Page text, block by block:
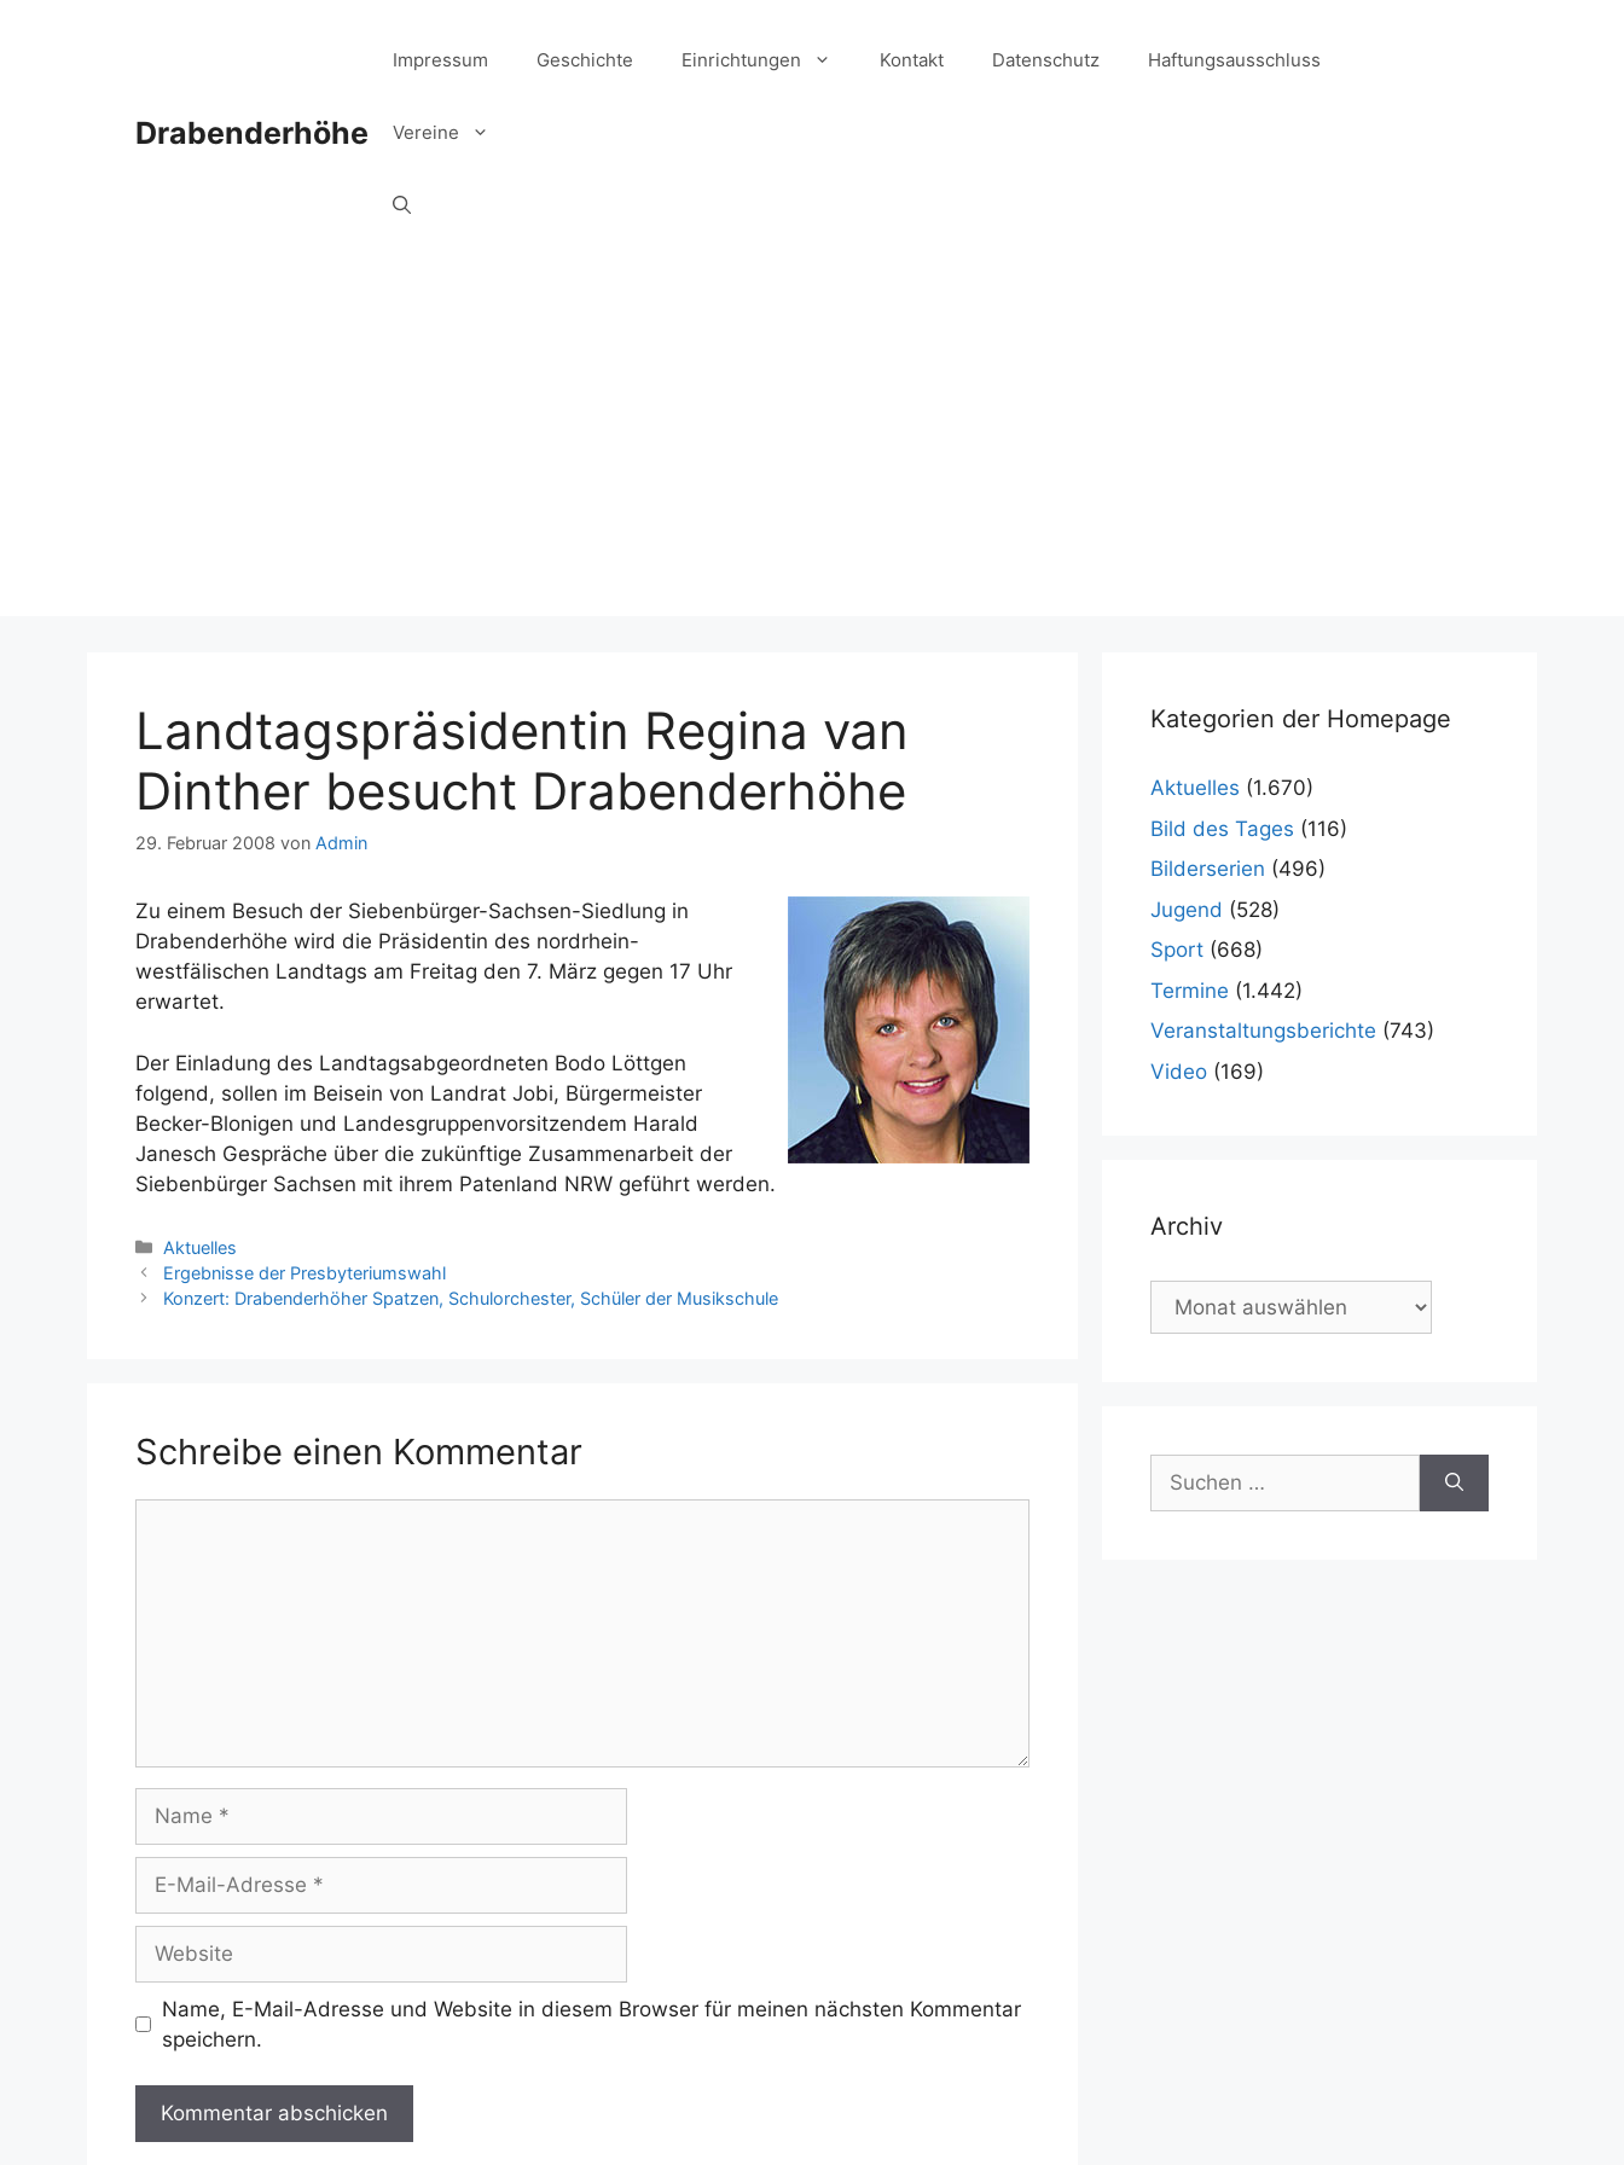
Drabenderhöhe
Impressum Geschichte Einrichtungen Kontakt Datenschutz Haftungsausschluss
Vereine
Landtagspräsidentin Regina van
Dinther besucht Drabenderhöhe
29. Februar 2008 von Admin
Zu einem Besuch der Siebenbürger-Sachsen-Siedlung in
Drabenderhöhe wird die Präsidentin des nordrhein-
westfälischen Landtags am Freitag den 7. März gegen 17 Uhr
erwartet.
Der Einladung des Landtagsabgeordneten Bodo Löttgen
folgend, sollen im Beisein von Landrat Jobi, Bürgermeister
Becker-Blonigen und Landesgruppenvorsitzendem Harald
Janesch Gespräche über die zukünftige Zusammenarbeit der
Siebenbürger Sachsen mit ihrem Patenland NRW geführt werden.
Kategorien
Aktuelles
Ergebnisse der Presbyteriumswahl
Konzert: Drabenderhöher Spatzen, Schulorchester, Schüler der Musikschule
Schreibe einen Kommentar
Mail-
Adresse
Name, E-Mail-Adresse und Website in diesem Browser für meinen nächsten Kommentar
speichern.
Kategorien der Homepage
Aktuelles (1.670)
Bild des Tages (116)
Bilderserien (496)
Jugend (528)
Sport (668)
Termine (1.442)
Veranstaltungsberichte (743)
Video (169)
Archiv
Archiv
nach: